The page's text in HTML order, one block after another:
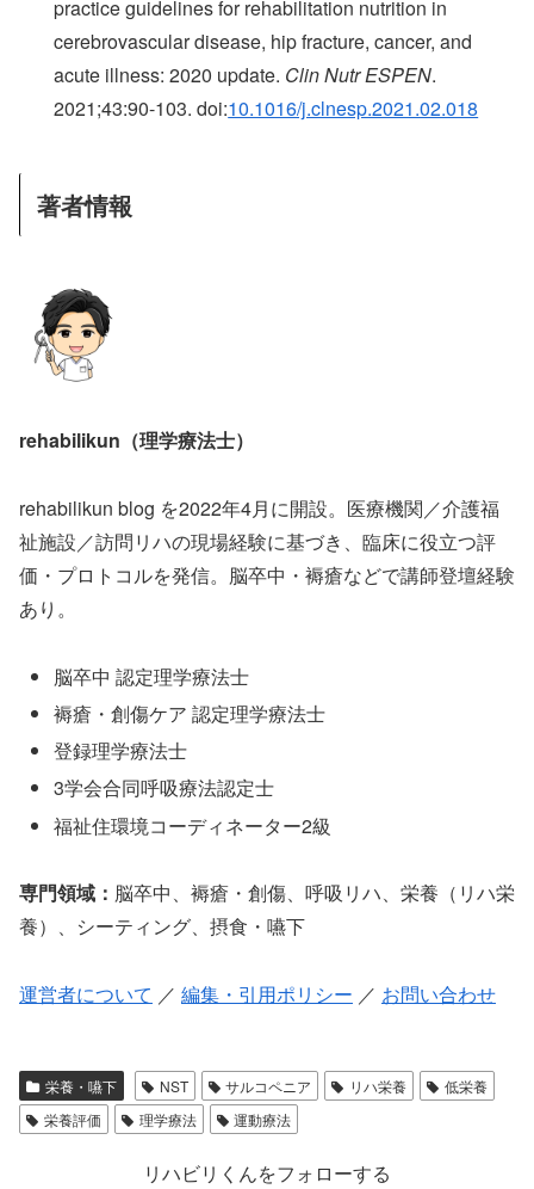
practice guidelines for rehabilitation nutrition in
cerebrovascular disease, hip fracture, cancer, and
acute illness: 2020 update. Clin Nutr ESPEN.
2021;43:90-103. doi:10.1016/j.clnesp.2021.02.018
著者情報
rehabilikun（理学療法士）
rehabilikun blog を2022年4月に開設。医療機関／介護福
祉施設／訪問リハの現場経験に基づき、臨床に役立つ評
価・プロトコルを発信。脳卒中・褥瘡などで講師登壇経験
あり。
脳卒中 認定理学療法士
褥瘡・創傷ケア 認定理学療法士
登録理学療法士
3学会合同呼吸療法認定士
福祉住環境コーディネーター2級
専門領域： 脳卒中、褥瘡・創傷、呼吸リハ、栄養（リハ栄
養）、シーティング、摂食・嚥下
運営者について ／ 編集・引用ポリシー ／ お問い合わせ
栄養・嚥下 NST サルコペニア リハ栄養
低栄養
栄養評価
理学療法 運動療法
リハビリくんをフォローする